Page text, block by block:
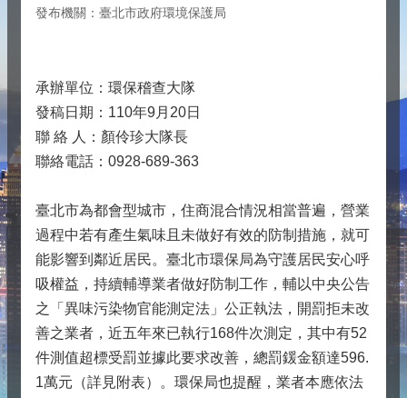
發布機關：臺北市政府環境保護局
承辦單位：環保稽查大隊
發稿日期：110年9月20日
聯 絡 人：顏伶珍大隊長
聯絡電話：0928-689-363
臺北市為都會型城市，住商混合情況相當普遍，營業
過程中若有產生氣味且未做好有效的防制措施，就可
能影響到鄰近居民。臺北市環保局為守護居民安心呼
吸權益，持續輔導業者做好防制工作，輔以中央公告
之「異味污染物官能測定法」公正執法，開罰拒未改
善之業者，近五年來已執行168件次測定，其中有52
件測值超標受罰並據此要求改善，總罰鍰金額達596.
1萬元（詳見附表）。環保局也提醒，業者本應依法